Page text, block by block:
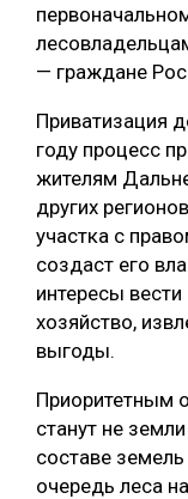
— граждане
Приватизация
году процесс
жителям
других
участка с
создаст его
интересы
хозяйство,
выгоды.
Приоритетным
станут не
составе
очередь леса